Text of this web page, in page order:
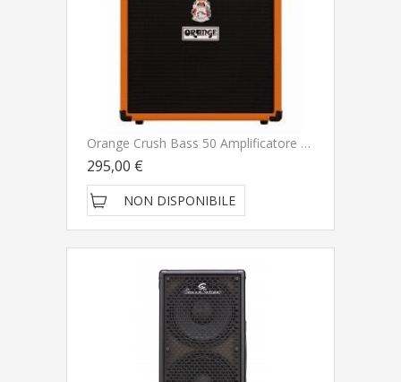
Orange Crush Bass 50 Amplificatore Per Basso DISPONIBILITA' IMMEDIATA - NUOVO ARRIVO
295,00 €
NON DISPONIBILE